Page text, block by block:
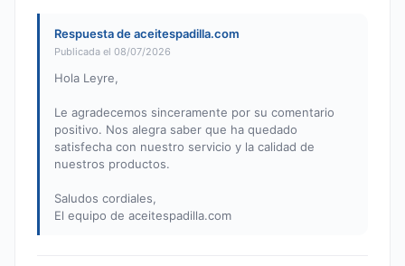
Respuesta de aceitespadilla.com
Publicada el 08/07/2026
Hola Leyre,
Le agradecemos sinceramente por su comentario
positivo. Nos alegra saber que ha quedado
satisfecha con nuestro servicio y la calidad de
nuestros productos.
Saludos cordiales,
El equipo de aceitespadilla.com